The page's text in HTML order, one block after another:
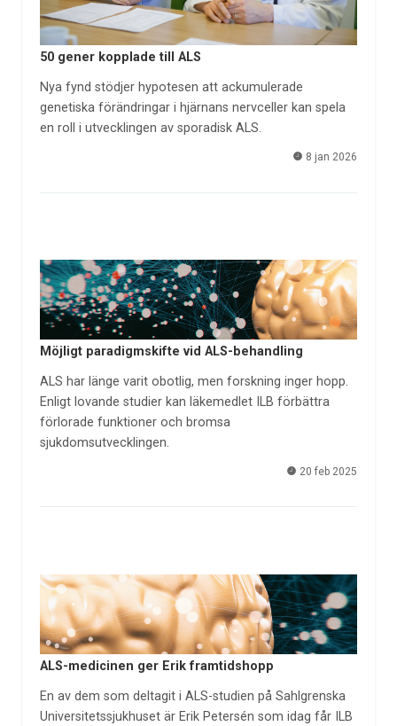
50 gener kopplade till ALS
Nya fynd stödjer hypotesen att ackumulerade
genetiska förändringar i hjärnans nervceller kan spela
en roll i utvecklingen av sporadisk ALS.
8 jan 2026
Möjligt paradigmskifte vid ALS-behandling
ALS har länge varit obotlig, men forskning inger hopp.
Enligt lovande studier kan läkemedlet ILB förbättra
förlorade funktioner och bromsa
sjukdomsutvecklingen.
20 feb 2025
ALS-medicinen ger Erik framtidshopp
En av dem som deltagit i ALS-studien på Sahlgrenska
Universitetssjukhuset är Erik Petersén som idag får ILB